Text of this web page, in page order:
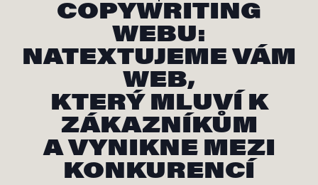
COPYWRITING
WEBU:
NATEXTUJEME VÁM
WEB,
KTERÝ MLUVÍ K
ZÁKAZNÍKŮM
A VYNIKNE MEZI
KONKURENCÍ